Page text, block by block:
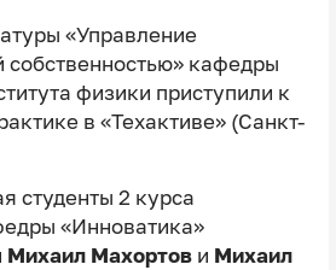
«Управление
собственностью» кафедры
физики приступили к
в «Техактиве» (Санкт-
студенты 2 курса
«Инноватика»
Михаил Махортови Михаил